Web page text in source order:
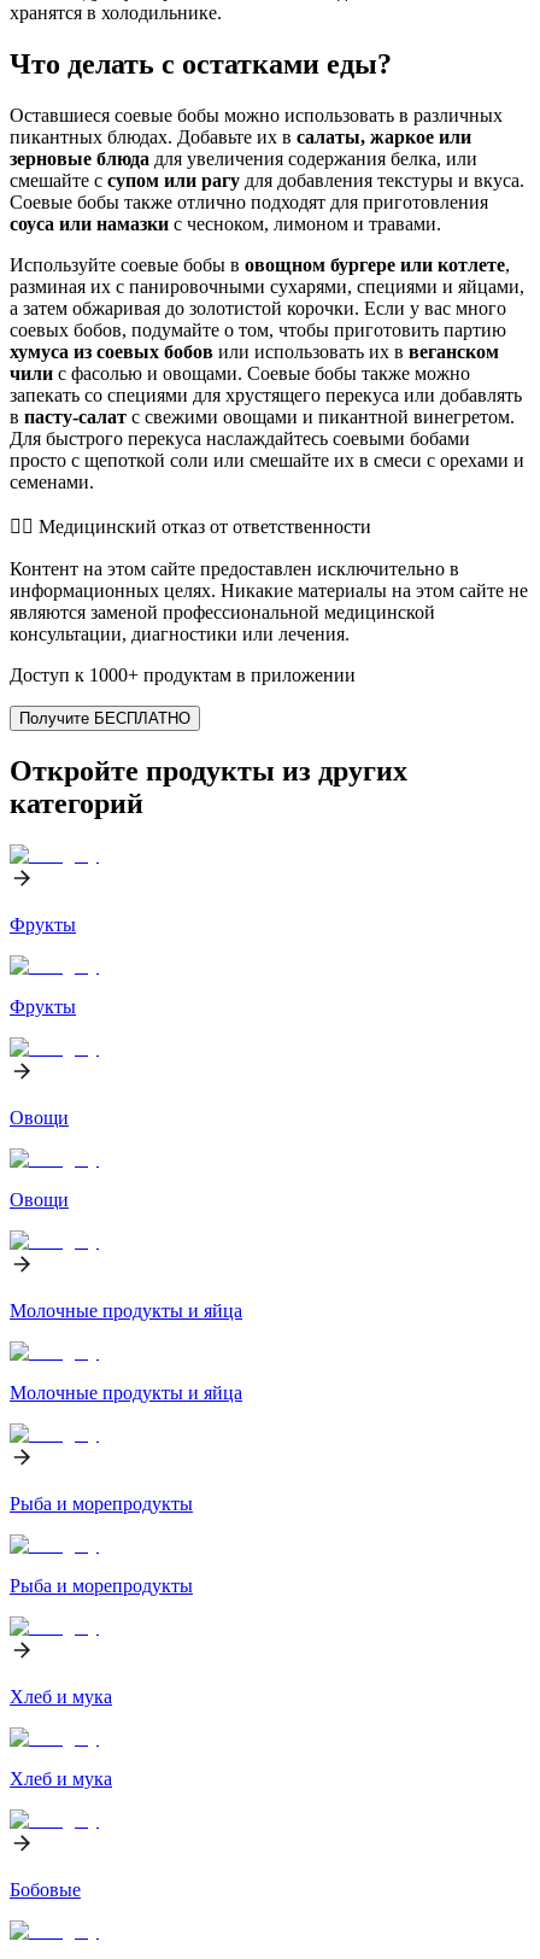
хранятся в холодильнике.
Что делать с остатками еды?
Оставшиеся соевые бобы можно использовать в различных
пикантных блюдах. Добавьте их в салаты, жаркое или
зерновые блюда для увеличения содержания белка, или
смешайте с супом или рагу для добавления текстуры и вкуса.
Соевые бобы также отлично подходят для приготовления
соуса или намазки с чесноком, лимоном и травами.
Используйте соевые бобы в овощном бургере или котлете,
разминая их с панировочными сухарями, специями и яйцами,
а затем обжаривая до золотистой корочки. Если у вас много
соевых бобов, подумайте о том, чтобы приготовить партию
хумуса из соевых бобов или использовать их в веганском
чили с фасолью и овощами. Соевые бобы также можно
запекать со специями для хрустящего перекуса или добавлять
в пасту-салат с свежими овощами и пикантной винегретом.
Для быстрого перекуса наслаждайтесь соевыми бобами
просто с щепоткой соли или смешайте их в смеси с орехами и
семенами.
👨‍⚕️️ Медицинский отказ от ответственности
Контент на этом сайте предоставлен исключительно в
информационных целях. Никакие материалы на этом сайте не
являются заменой профессиональной медицинской
консультации, диагностики или лечения.
Доступ к 1000+ продуктам в приложении
Получите БЕСПЛАТНО
Откройте продукты из других
категорий
Фрукты
Фрукты
Овощи
Овощи
Молочные продукты и яйца
Молочные продукты и яйца
Рыба и морепродукты
Рыба и морепродукты
Хлеб и мука
Хлеб и мука
Бобовые